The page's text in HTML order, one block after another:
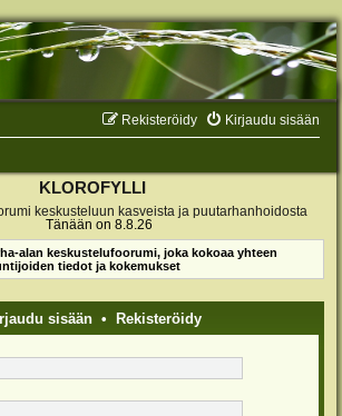
Kirjaudu sisään
Rekisteröidy
KLOROFYLLI
keskusteluun kasveista ja puutarhanhoidosta
Tänään on 8.8.26
alan keskustelufoorumi, joka kokoaa yhteen
tiedot ja kokemukset
sisään• Rekisteröidy